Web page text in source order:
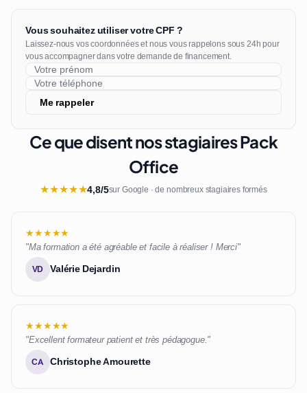
Vous souhaitez utiliser votre CPF ?
Laissez-nous vos coordonnées et nous vous rappelons sous 24h pour
vous accompagner dans votre demande de financement.
Me rappeler
Ce que disent nos stagiaires Pack
Office
★★★★★4,8/5sur Google · de nombreux stagiaires formés
★★★★★
"Ma formation a été agréable et facile à réaliser ! Merci"
VD Valérie Dejardin
★★★★★
"Excellent formateur patient et très pédagogue."
CA Christophe Amourette